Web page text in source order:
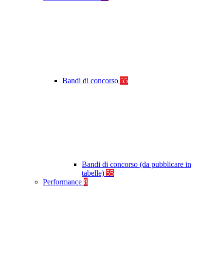
Bandi di concorso 55
Bandi di concorso (da pubblicare in
tabelle) 55
Performance 8